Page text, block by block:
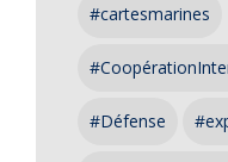
#cartesmarines
#Défense